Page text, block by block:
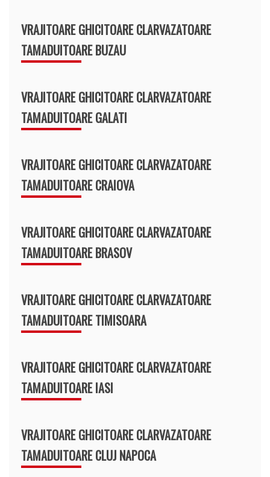
VRAJITOARE GHICITOARE CLARVAZATOARE
TAMADUITOARE BUZAU
VRAJITOARE GHICITOARE CLARVAZATOARE
TAMADUITOARE GALATI
VRAJITOARE GHICITOARE CLARVAZATOARE
TAMADUITOARE CRAIOVA
VRAJITOARE GHICITOARE CLARVAZATOARE
TAMADUITOARE BRASOV
VRAJITOARE GHICITOARE CLARVAZATOARE
TAMADUITOARE TIMISOARA
VRAJITOARE GHICITOARE CLARVAZATOARE
TAMADUITOARE IASI
VRAJITOARE GHICITOARE CLARVAZATOARE
TAMADUITOARE CLUJ NAPOCA